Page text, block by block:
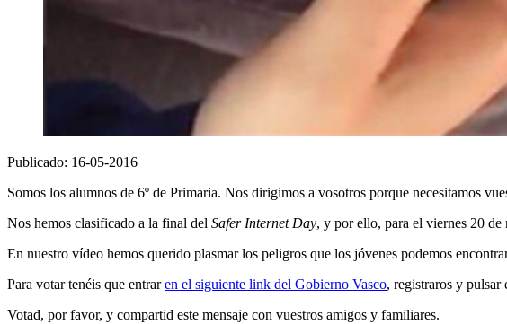
Publicado: 16-05-2016
Somos los alumnos de 6º de Primaria. Nos dirigimos a vosotros porque necesitamos
Nos hemos clasificado a la final del Safer Internet Day, y por ello, para el viernes 20
En nuestro vídeo hemos querido plasmar los peligros que los jóvenes podemos
Para votar tenéis que entraren el siguiente link del Gobierno Vasco, registraros y
Votad, por favor, y compartid este mensaje con vuestros amigos y familiares.